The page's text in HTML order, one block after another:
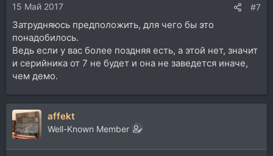
15 Май 2017 #7
Затрудняюсь предположить, для чего бы это
понадобилось.
Ведь если у вас более поздняя есть, а этой нет, значит
и серийника от 7 не будет и она не заведется иначе,
чем демо.
affekt
Well-Known Member